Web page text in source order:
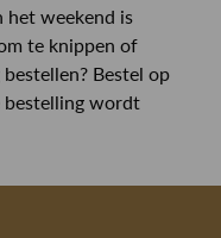
het weekend is
te knippen of
Bestel op
bestelling wordt